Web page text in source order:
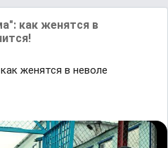
как женятся в
женятся в неволе